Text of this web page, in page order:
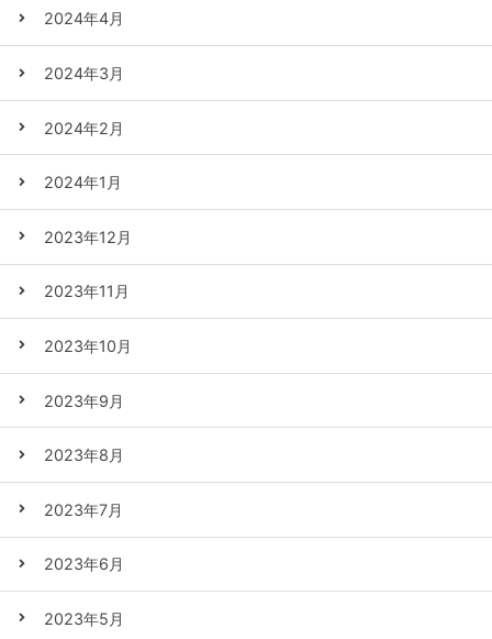
2024年4月
2024年3月
2024年2月
2024年1月
2023年12月
2023年11月
2023年10月
2023年9月
2023年8月
2023年7月
2023年6月
2023年5月